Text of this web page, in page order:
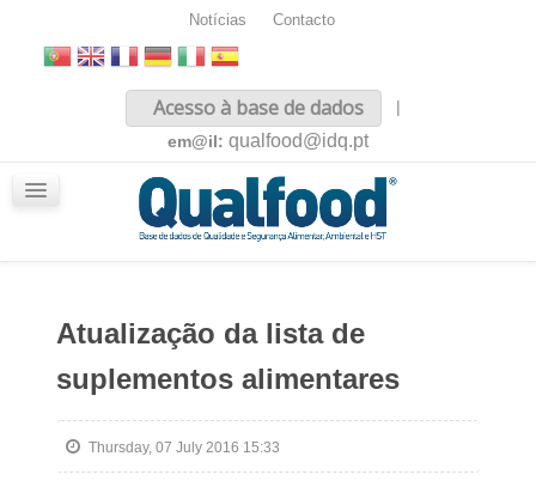
Notícias Contacto
Acesso à base de dados
|
em@il: qualfood@idq.pt
Atualização da lista de
suplementos alimentares
Thursday, 07 July 2016 15:33